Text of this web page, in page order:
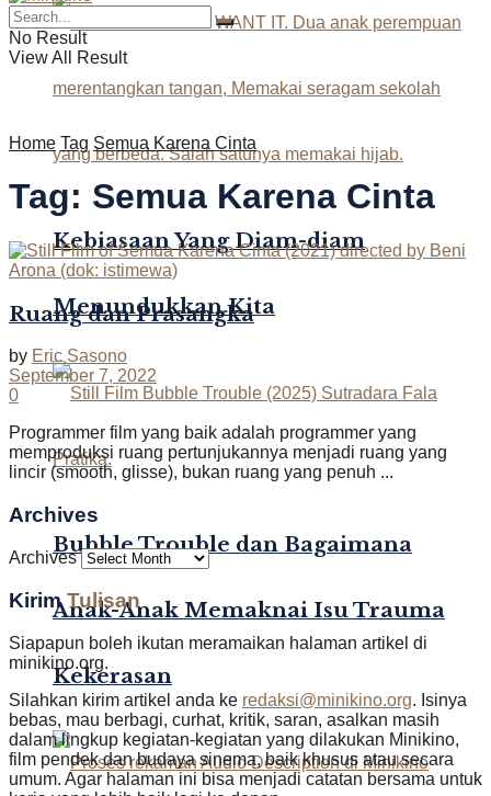
Kebiasaan Yang Diam-diam
Menundukkan Kita
Bubble Trouble dan Bagaimana
Anak-Anak Memaknai Isu Trauma
Kekerasan
No Result
View All Result
Home Tag Semua Karena Cinta
Tag: Semua Karena Cinta
Ruang dan Prasangka
by Eric Sasono
September 7, 2022
0
Programmer film yang baik adalah programmer yang
memproduksi ruang pertunjukannya menjadi ruang yang
lincir (smooth, glisse), bukan ruang yang penuh ...
Archives
Archives
KirimTulisan
Siapapun boleh ikutan meramaikan halaman artikel di
minikino.org.
Silahkan kirim artikel anda ke redaksi@minikino.org. Isinya
bebas, mau berbagi, curhat, kritik, saran, asalkan masih
dalam lingkup kegiatan-kegiatan yang dilakukan Minikino,
film pendek dan budaya sinema, baik khusus atau secara
umum. Agar halaman ini bisa menjadi catatan bersama untuk